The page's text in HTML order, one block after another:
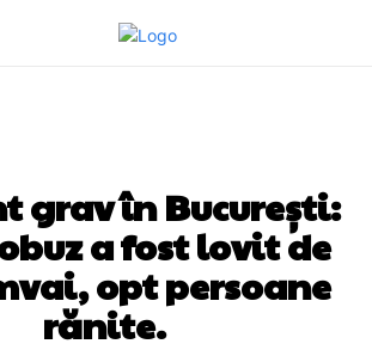
grav în București:
a fost lovit de
opt persoane
rănite.